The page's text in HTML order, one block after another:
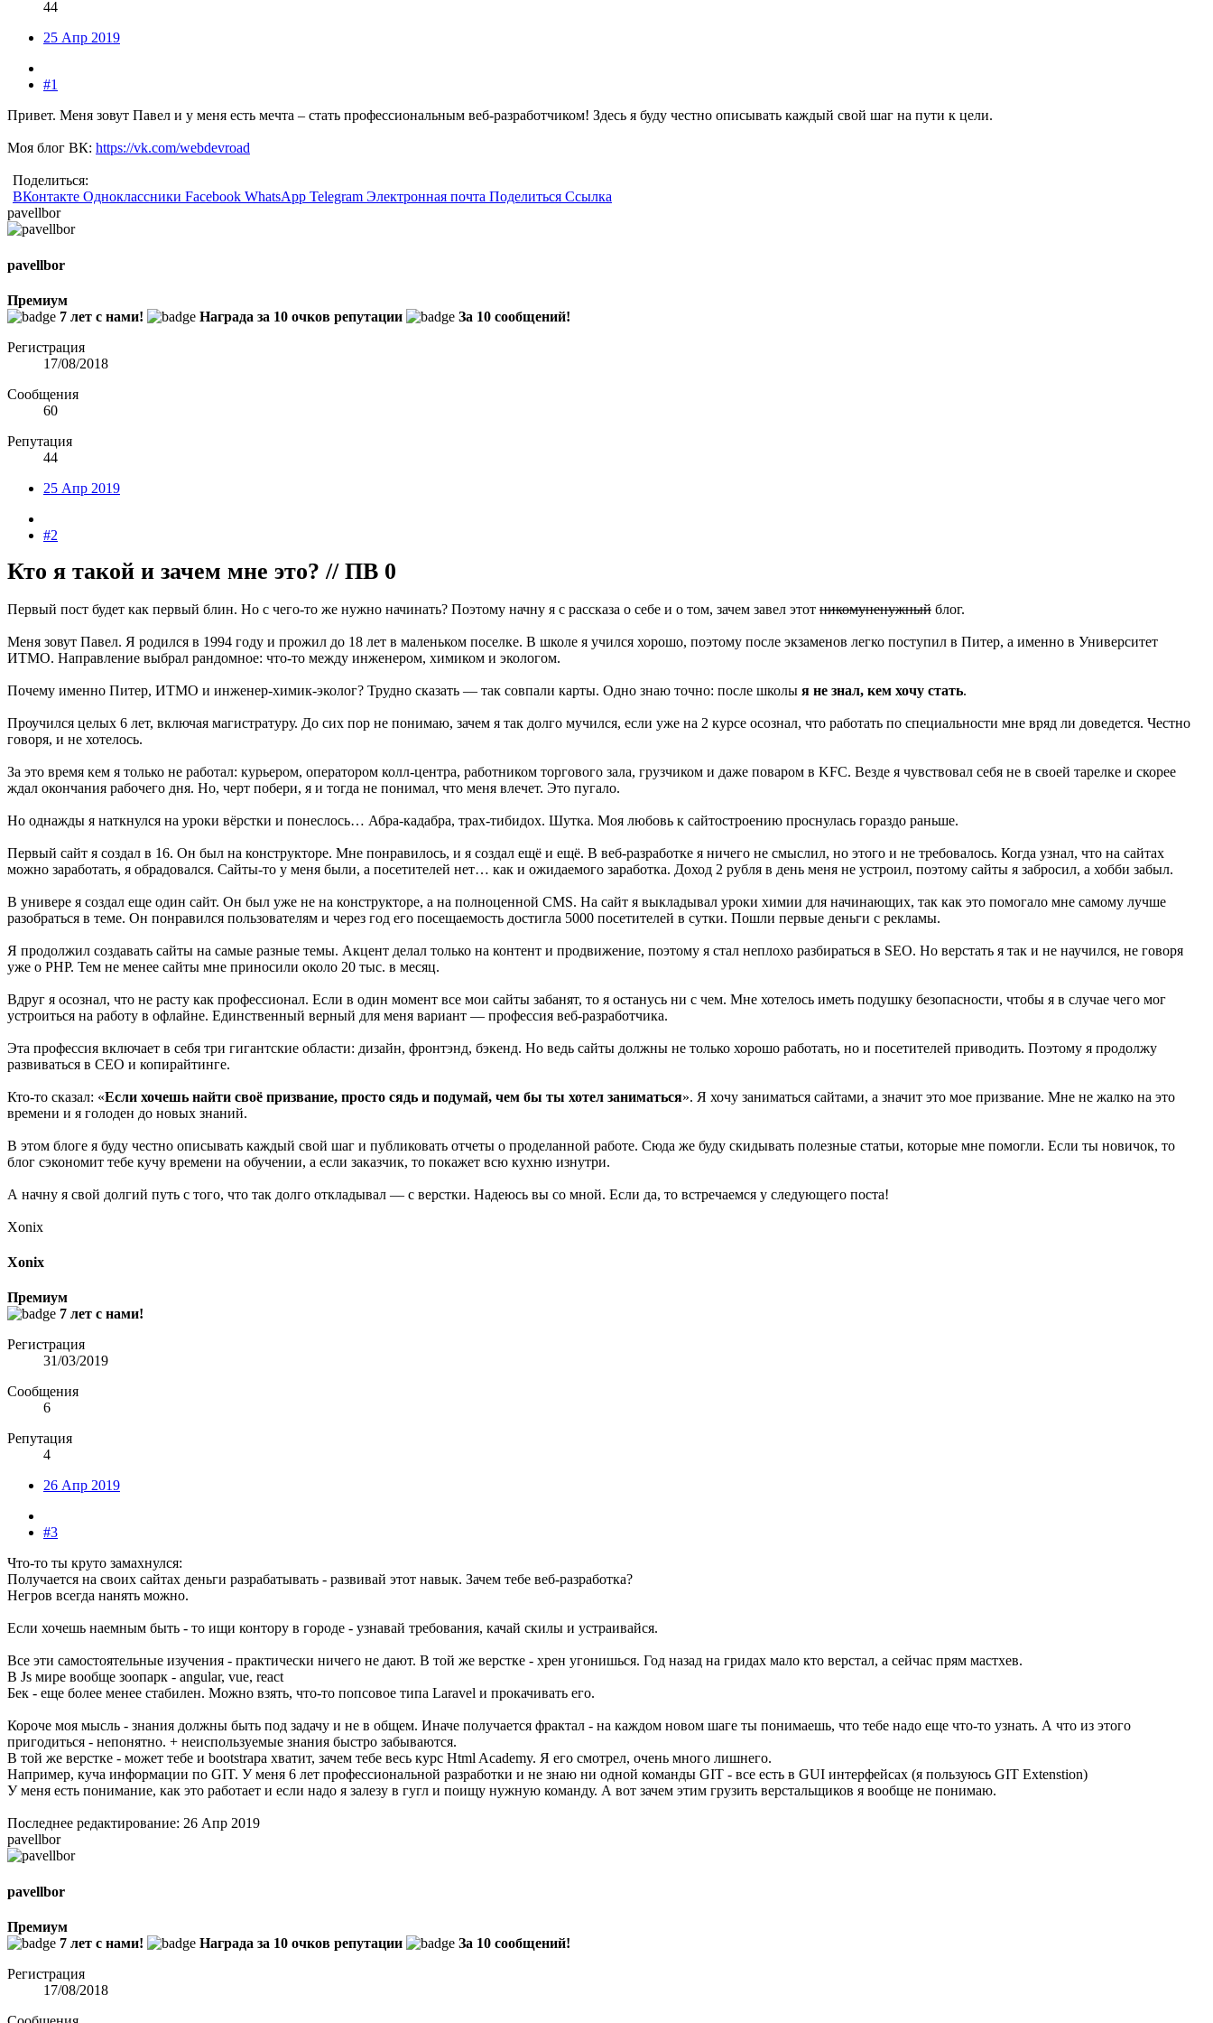
44
25 Апр 2019
#1
Привет. Меня зовут Павел и у меня есть мечта – стать профессиональным веб-разработчиком! Здесь я буду честно описывать каждый свой шаг на пути к цели.
Моя блог ВК: https://vk.com/webdevroad
Поделиться:
ВКонтакте Одноклассники Facebook WhatsApp Telegram Электронная почта Поделиться Ссылка
pavellbor
pavellbor
Премиум
7 лет с нами!
Награда за 10 очков репутации
За 10 сообщений!
Регистрация
17/08/2018
Сообщения
60
Репутация
44
25 Апр 2019
#2
Кто я такой и зачем мне это? // ПВ 0
Первый пост будет как первый блин. Но с чего-то же нужно начинать? Поэтому начну я с рассказа о себе и о том, зачем завел этот никомуненужный блог.
Меня зовут Павел. Я родился в 1994 году и прожил до 18 лет в маленьком поселке. В школе я учился хорошо, поэтому после экзаменов легко поступил в Питер, а именно в Университет
ИТМО. Направление выбрал рандомное: что-то между инженером, химиком и экологом.
Почему именно Питер, ИТМО и инженер-химик-эколог? Трудно сказать — так совпали карты. Одно знаю точно: после школы я не знал, кем хочу стать.
Проучился целых 6 лет, включая магистратуру. До сих пор не понимаю, зачем я так долго мучился, если уже на 2 курсе осознал, что работать по специальности мне вряд ли доведется. Честно
говоря, и не хотелось.
За это время кем я только не работал: курьером, оператором колл-центра, работником торгового зала, грузчиком и даже поваром в KFC. Везде я чувствовал себя не в своей тарелке и скорее
ждал окончания рабочего дня. Но, черт побери, я и тогда не понимал, что меня влечет. Это пугало.
Но однажды я наткнулся на уроки вёрстки и понеслось… Абра-кадабра, трах-тибидох. Шутка. Моя любовь к сайтостроению проснулась гораздо раньше.
Первый сайт я создал в 16. Он был на конструкторе. Мне понравилось, и я создал ещё и ещё. В веб-разработке я ничего не смыслил, но этого и не требовалось. Когда узнал, что на сайтах
можно заработать, я обрадовался. Сайты-то у меня были, а посетителей нет… как и ожидаемого заработка. Доход 2 рубля в день меня не устроил, поэтому сайты я забросил, а хобби забыл.
В универе я создал еще один сайт. Он был уже не на конструкторе, а на полноценной CMS. На сайт я выкладывал уроки химии для начинающих, так как это помогало мне самому лучше
разобраться в теме. Он понравился пользователям и через год его посещаемость достигла 5000 посетителей в сутки. Пошли первые деньги с рекламы.
Я продолжил создавать сайты на самые разные темы. Акцент делал только на контент и продвижение, поэтому я стал неплохо разбираться в SEO. Но верстать я так и не научился, не говоря
уже о PHP. Тем не менее сайты мне приносили около 20 тыс. в месяц.
Вдруг я осознал, что не расту как профессионал. Если в один момент все мои сайты забанят, то я останусь ни с чем. Мне хотелось иметь подушку безопасности, чтобы я в случае чего мог
устроиться на работу в офлайне. Единственный верный для меня вариант — профессия веб-разработчика.
Эта профессия включает в себя три гигантские области: дизайн, фронтэнд, бэкенд. Но ведь сайты должны не только хорошо работать, но и посетителей приводить. Поэтому я продолжу
развиваться в CEO и копирайтинге.
Кто-то сказал: «Если хочешь найти своё призвание, просто сядь и подумай, чем бы ты хотел заниматься». Я хочу заниматься сайтами, а значит это мое призвание. Мне не жалко на это
времени и я голоден до новых знаний.
В этом блоге я буду честно описывать каждый свой шаг и публиковать отчеты о проделанной работе. Сюда же буду скидывать полезные статьи, которые мне помогли. Если ты новичок, то
блог сэкономит тебе кучу времени на обучении, а если заказчик, то покажет всю кухню изнутри.
А начну я свой долгий путь с того, что так долго откладывал — с верстки. Надеюсь вы со мной. Если да, то встречаемся у следующего поста!
Xonix
Xonix
Премиум
7 лет с нами!
Регистрация
31/03/2019
Сообщения
6
Репутация
4
26 Апр 2019
#3
Что-то ты круто замахнулся:
Получается на своих сайтах деньги разрабатывать - развивай этот навык. Зачем тебе веб-разработка?
Негров всегда нанять можно.
Если хочешь наемным быть - то ищи контору в городе - узнавай требования, качай скилы и устраивайся.
Все эти самостоятельные изучения - практически ничего не дают. В той же верстке - хрен угонишься. Год назад на гридах мало кто верстал, а сейчас прям мастхев.
В Js мире вообще зоопарк - angular, vue, react
Бек - еще более менее стабилен. Можно взять, что-то попсовое типа Laravel и прокачивать его.
Короче моя мысль - знания должны быть под задачу и не в общем. Иначе получается фрактал - на каждом новом шаге ты понимаешь, что тебе надо еще что-то узнать. А что из этого
пригодиться - непонятно. + неиспользуемые знания быстро забываются.
В той же верстке - может тебе и bootstrapa хватит, зачем тебе весь курс Html Academy. Я его смотрел, очень много лишнего.
Например, куча информации по GIT. У меня 6 лет профессиональной разработки и не знаю ни одной команды GIT - все есть в GUI интерфейсах (я пользуюсь GIT Extenstion)
У меня есть понимание, как это работает и если надо я залезу в гугл и поищу нужную команду. А вот зачем этим грузить верстальщиков я вообще не понимаю.
Последнее редактирование: 26 Апр 2019
pavellbor
pavellbor
Премиум
7 лет с нами!
Награда за 10 очков репутации
За 10 сообщений!
Регистрация
17/08/2018